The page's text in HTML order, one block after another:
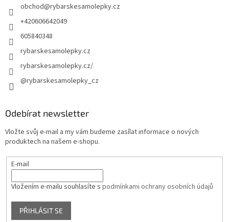
obchod@rybarskesamolepky.cz
+420606642049
605840348
rybarskesamolepky.cz
rybarskesamolepky.cz/
@rybarskesamolepky_cz
Odebírat newsletter
Vložte svůj e-mail a my vám budeme zasílat informace o nových
produktech na našem e-shopu.
E-mail
Vložením e-mailu souhlasíte s podmínkami ochrany osobních údajů
PŘIHLÁSIT SE